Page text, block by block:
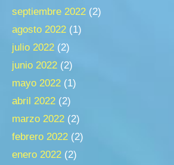
septiembre 2022 (2)
agosto 2022 (1)
julio 2022 (2)
junio 2022 (2)
mayo 2022 (1)
abril 2022 (2)
marzo 2022 (2)
febrero 2022 (2)
enero 2022 (2)